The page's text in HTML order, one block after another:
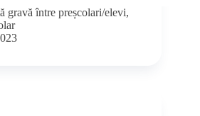
gravă între preșcolari/elevi,